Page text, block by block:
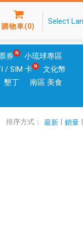
購物車(0)
Select
券
小琉球專區
/ SIM 卡
文化幣
墾丁
南區 美食
排序方式： 最新 銷量